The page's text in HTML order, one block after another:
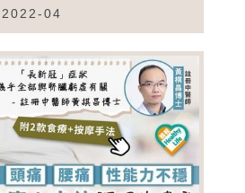
2022-04